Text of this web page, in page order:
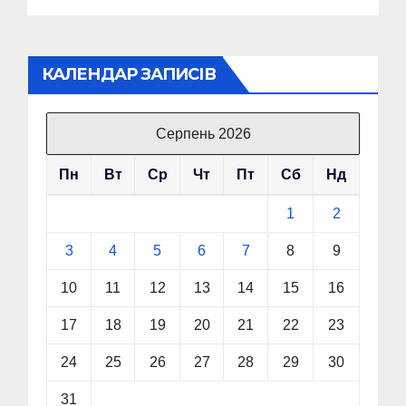
КАЛЕНДАР ЗАПИСІВ
Серпень 2026
Пн Вт Ср Чт Пт Сб Нд
1 2
3 4 5 6 7 8 9
10 11 12 13 14 15 16
17 18 19 20 21 22 23
24 25 26 27 28 29 30
31